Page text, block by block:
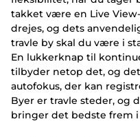
takket være en Live
drejes, og dets
travle by skal du være i
En lukkerknap til
tilbyder netop det, og
autofokus, der kan
Byer er travle steder, og
bringer det bedste frem